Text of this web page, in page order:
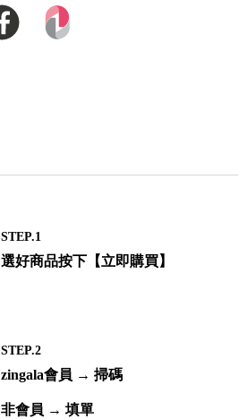
STEP.1
選好商品按下【立即購買】
STEP.2
zingala會員 → 掃碼
非會員 → 填單